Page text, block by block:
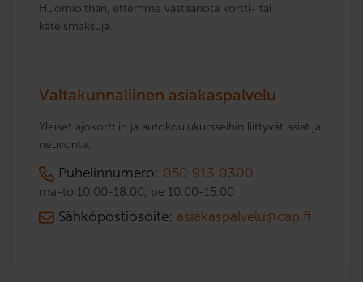
Huomioithan, ettemme vastaanota kortti- tai
käteismaksuja.
Valtakunnallinen asiakaspalvelu
Yleiset ajokorttiin ja autokoulukursseihin liittyvät asiat ja
neuvonta.
Puhelinnumero: 050 913 0300
ma-to 10.00-18.00, pe 10.00-15.00
Sähköpostiosoite: asiakaspalvelu@cap.fi